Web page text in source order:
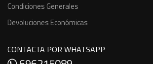
Condiciones Generales
Devoluciones Económicas
CONTACTA POR WHATSAPP